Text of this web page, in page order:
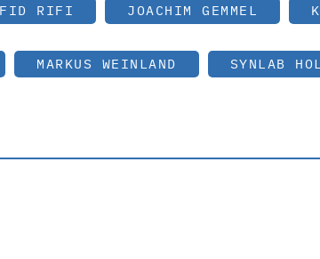
RIFI JOACHIM GEMMEL
MARKUS WEINLAND SYNLAB